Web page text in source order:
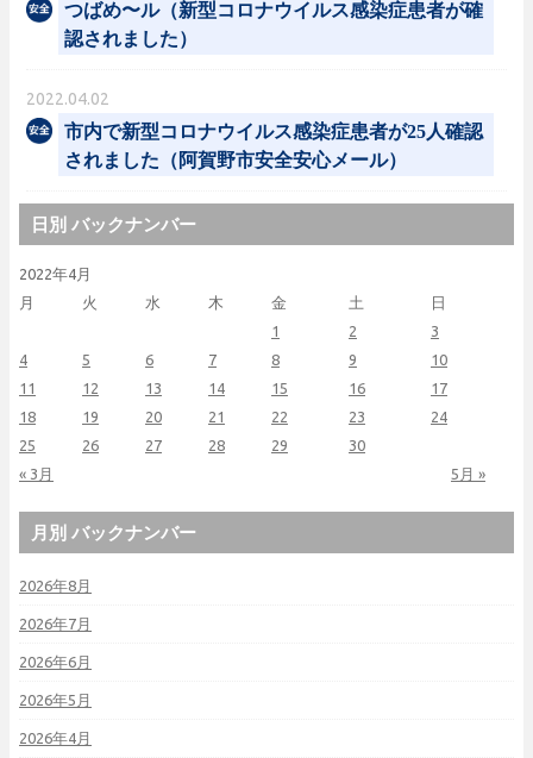
つばめ〜ル（新型コロナウイルス感染症患者が確
認されました）
2022.04.02
市内で新型コロナウイルス感染症患者が25人確認
されました（阿賀野市安全安心メール）
日別 バックナンバー
2022年4月
月
火 水 木 金 土 日
« 3月 5月 »
1 2
3
4
5 6 7 8 9
10
11
12 13 14 15 16
17
18
19 20 21 22 23
24
25
26 27 28 29 30
月別 バックナンバー
2026年8月
2026年7月
2026年6月
2026年5月
2026年4月